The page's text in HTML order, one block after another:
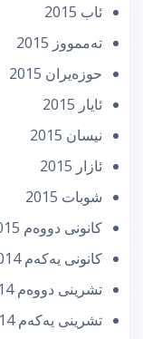
ئاب 2015
تەممووز 2015
حوزه‌یران 2015
ئایار 2015
نیسان 2015
ئازار 2015
شوبات 2015
كانونی دووه‌م 2015
كانونی یه‌كه‌م 2014
تشرینی دووه‌م 2014
تشرینی یه‌كه‌م 2014